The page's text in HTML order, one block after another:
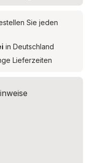
Sie jeden
in Deutschland
Lieferzeiten